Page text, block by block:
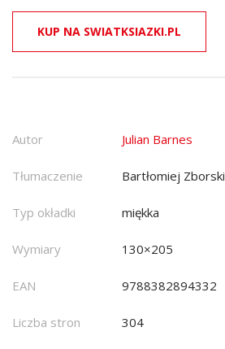
KUP NA SWIATKSIAZKI.PL
Autor Julian Barnes
Tłumaczenie Bartłomiej Zborski
Typ okładki miękka
Wymiary 130×205
EAN 9788382894332
Liczba stron 304